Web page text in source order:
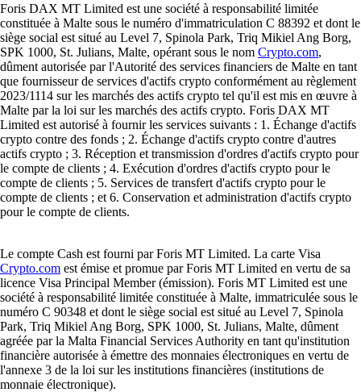
Foris DAX MT Limited est une société à responsabilité limitée
constituée à Malte sous le numéro d'immatriculation C 88392 et dont le
siège social est situé au Level 7, Spinola Park, Triq Mikiel Ang Borg,
SPK 1000, St. Julians, Malte, opérant sous le nom Crypto.com,
dûment autorisée par l'Autorité des services financiers de Malte en tant
que fournisseur de services d'actifs crypto conformément au règlement
2023/1114 sur les marchés des actifs crypto tel qu'il est mis en œuvre à
Malte par la loi sur les marchés des actifs crypto. Foris DAX MT
Limited est autorisé à fournir les services suivants : 1. Échange d'actifs
crypto contre des fonds ; 2. Échange d'actifs crypto contre d'autres
actifs crypto ; 3. Réception et transmission d'ordres d'actifs crypto pour
le compte de clients ; 4. Exécution d'ordres d'actifs crypto pour le
compte de clients ; 5. Services de transfert d'actifs crypto pour le
compte de clients ; et 6. Conservation et administration d'actifs crypto
pour le compte de clients.
Le compte Cash est fourni par Foris MT Limited. La carte Visa
Crypto.com est émise et promue par Foris MT Limited en vertu de sa
licence Visa Principal Member (émission). Foris MT Limited est une
société à responsabilité limitée constituée à Malte, immatriculée sous le
numéro C 90348 et dont le siège social est situé au Level 7, Spinola
Park, Triq Mikiel Ang Borg, SPK 1000, St. Julians, Malte, dûment
agréée par la Malta Financial Services Authority en tant qu'institution
financière autorisée à émettre des monnaies électroniques en vertu de
l'annexe 3 de la loi sur les institutions financières (institutions de
monnaie électronique).